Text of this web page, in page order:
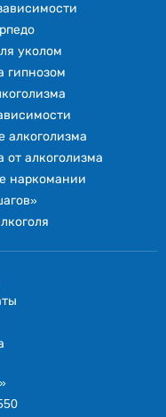
уколом
гипнозом
алкоголизма
от алкоголизма
наркомании